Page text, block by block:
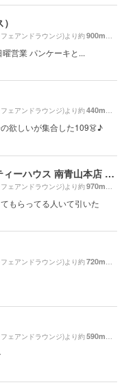
ェアンドラウンジ)より約900m （徒
営業 パンケーキと...
ェアンドラウンジ)より約440m （徒
欲しいが集合した109👗♪
青山フラワーマーケット ティーハウス 南青山本店 （Aoyama Flower Market TEA HOUSE）
ェアンドラウンジ)より約970m （徒
もらってる人いて引いた
ェアンドラウンジ)より約720m （徒
ェアンドラウンジ)より約590m （徒